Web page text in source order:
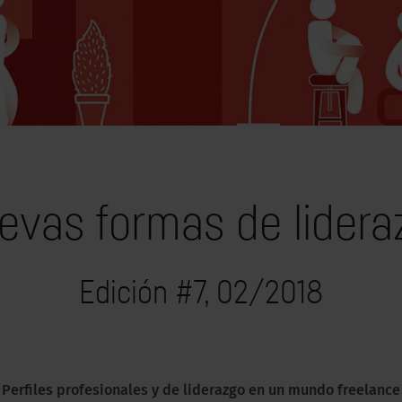
formas de
Edición #7, 02/2018
Perfiles profesionales y de liderazgo en un mundo freelance